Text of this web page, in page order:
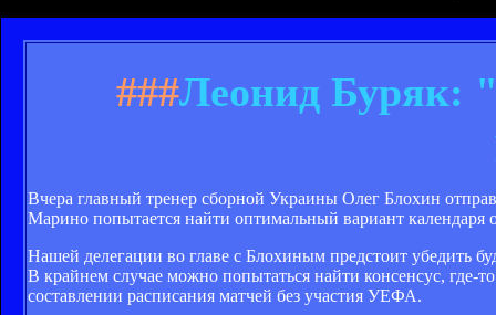
###Леонид Буряк:
Вчера главный тренер сборной Украины Олег Блохин
Марино попытается найти оптимальный вариант календаря
Нашей делегации во главе с Блохиным предстоит убедить
В крайнем случае можно попытаться найти консенсус, где-
составлении расписания матчей без участия УЕФА.